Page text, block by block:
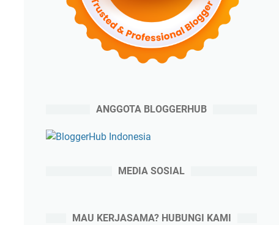
ANGGOTA BLOGGERHUB
MEDIA SOSIAL
MAU KERJASAMA? HUBUNGI KAMI